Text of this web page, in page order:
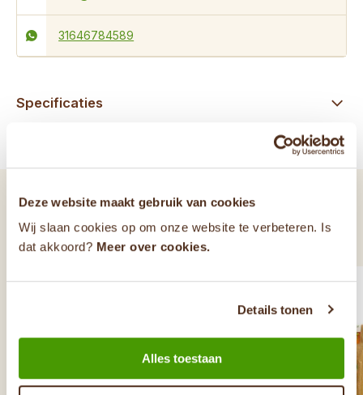
Deze website maakt gebruik van cookies
Wij slaan cookies op om onze website te verbeteren. Is
dat akkoord? Meer over cookies.
Details tonen
Alles toestaan
31646784589
Specificaties
Gerelateerde producten
Vaak samen gekocht met...